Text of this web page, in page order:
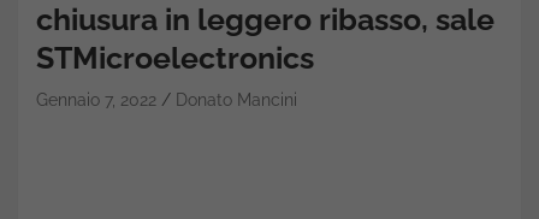
chiusura in leggero ribasso, sale
STMicroelectronics
Gennaio 7, 2022 Donato Mancini